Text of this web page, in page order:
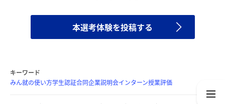
本選考体験を投稿する
キーワード
みん就の使い方学生認証合同企業説明会インターン授業評価